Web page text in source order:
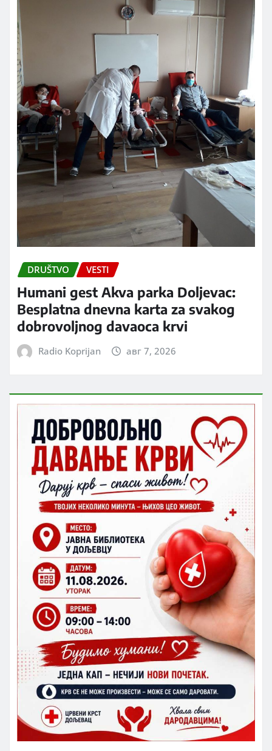
DRUŠTVO VESTI
Humani gest Akva parka Doljevac:
Besplatna dnevna karta za svakog
dobrovoljnog davaoca krvi
Radio Koprijan авг 7, 2026